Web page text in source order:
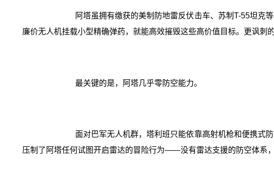
阿塔虽拥有缴获的美制防地雷反伏击车、苏制T-55坦克
廉价无人机挂载小型精确弹药，就能高效摧毁这些高价值目标。更讽刺
最关键的是，阿塔几乎零防空能力。
面对巴军无人机群，塔利班只能依靠高射机枪和便携式
压制了阿塔任何试图开启雷达的冒险行为——没有雷达支援的防空体系，